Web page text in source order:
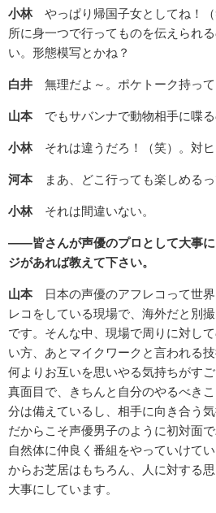
小林やっぱり帰国子女としてね！（
所に身一つで行ってものを伝えられ
い。形態模写とかね？
白井 無理だよ～。ポケトーク持って
山本 でもサバンナで動物相手に喋
小林それは違うだろ！（笑）。対ヒ
河本まあ、どこ行っても楽しめるっ
小林それは間違いない。
――皆さんが声優のプロとして大事
ジがあれば教えて下さい。
山本日本の声優のアフレコって世界
レコをしている現場で、海外だと別
です。そんな中、現場で周りに対し
い方、あとマイクワークと言われる
何よりお互いを思いやる気持ちがす
真面目で、きちんと自分のやるべき
分は備えているし、相手に向き合う
だからこそ声優男子のように初対面
自然体に仲良く番組をやっていけて
からお芝居はもちろん、人に対する
大事にしています。